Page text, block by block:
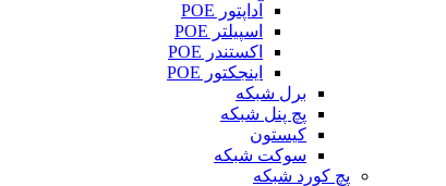
آداپتور POE
اسپیلتر POE
اکستندر POE
اینجکتور POE
برل شبکه
پچ پنل شبکه
کیستون
سوکت شبکه
پچ کورد شبکه